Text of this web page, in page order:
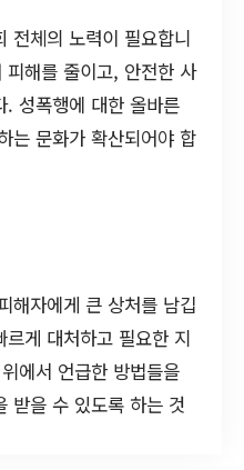
전체의 노력이 필요합니
해를 줄이고, 안전한 사
. 성폭행에 대한 올바른
는 문화가 확산되어야 합
해자에게 큰 상처를 남깁
게 대처하고 필요한 지
에서 언급한 방법들을
받을 수 있도록 하는 것